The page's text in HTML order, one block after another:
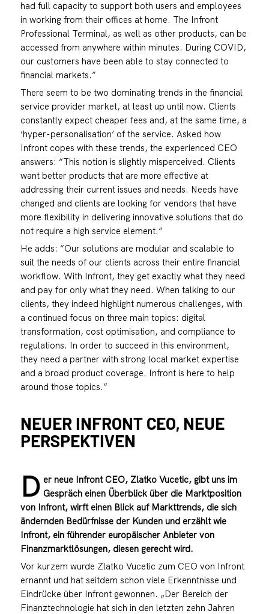
had full capacity to support both users and employees
in working from their offices at home. The Infront
Professional Terminal, as well as other products, can be
accessed from anywhere within minutes. During COVID,
our customers have been able to stay connected to
financial markets.”
There seem to be two dominating trends in the financial
service provider market, at least up until now. Clients
constantly expect cheaper fees and, at the same time, a
‘hyper-personalisation’ of the service. Asked how
Infront copes with these trends, the experienced CEO
answers: “This notion is slightly misperceived. Clients
want better products that are more effective at
addressing their current issues and needs. Needs have
changed and clients are looking for vendors that have
more flexibility in delivering innovative solutions that do
not require a high service element.”
He adds: “Our solutions are modular and scalable to
suit the needs of our clients across their entire financial
workflow. With Infront, they get exactly what they need
and pay for only what they need. When talking to our
clients, they indeed highlight numerous challenges, with
a continued focus on three main topics: digital
transformation, cost optimisation, and compliance to
regulations. In order to succeed in this environment,
they need a partner with strong local market expertise
and a broad product coverage. Infront is here to help
around those topics.”
NEUER INFRONT CEO, NEUE
PERSPEKTIVEN
D er neue Infront CEO, Zlatko Vucetic, gibt uns im
Gespräch einen Überblick über die Marktposition
von Infront, wirft einen Blick auf Markttrends, die sich
ändernden Bedürfnisse der Kunden und erzählt wie
Infront, ein führender europäischer Anbieter von
Finanzmarktlösungen, diesen gerecht wird.
Vor kurzem wurde Zlatko Vucetic zum CEO von Infront
ernannt und hat seitdem schon viele Erkenntnisse und
Eindrücke über Infront gewonnen. „Der Bereich der
Finanztechnologie hat sich in den letzten zehn Jahren